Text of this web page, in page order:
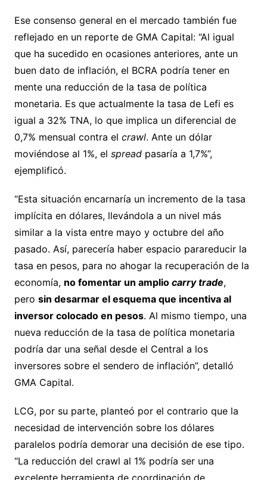
Ese consenso general en el mercado también fue
reflejado en un reporte de GMA Capital: “Al igual
que ha sucedido en ocasiones anteriores, ante un
buen dato de inflación, el BCRA podría tener en
mente una reducción de la tasa de política
monetaria. Es que actualmente la tasa de Lefi es
igual a 32% TNA, lo que implica un diferencial de
0,7% mensual contra el crawl. Ante un dólar
moviéndose al 1%, el spread pasaría a 1,7%”,
ejemplificó.
“Esta situación encarnaría un incremento de la tasa
implícita en dólares, llevándola a un nivel más
similar a la vista entre mayo y octubre del año
pasado. Así, parecería haber espacio parareducir la
tasa en pesos, para no ahogar la recuperación de la
economía, no fomentar un ampliocarry trade,
pero sin desarmar el esquema que incentiva al
inversor colocado en pesos. Al mismo tiempo, una
nueva reducción de la tasa de política monetaria
podría dar una señal desde el Central a los
inversores sobre el sendero de inflación”, detalló
GMA Capital.
LCG, por su parte, planteó por el contrario que la
necesidad de intervención sobre los dólares
paralelos podría demorar una decisión de ese tipo.
“La reducción del crawl al 1% podría ser una
excelente herramienta de coordinación de